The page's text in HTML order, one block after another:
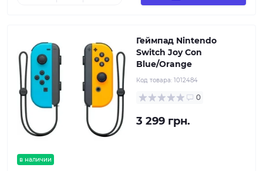
в наличии
Геймпад Nintendo
Switch Joy Con
Blue/Orange
Код товара: 1012484
0
3 299 грн.